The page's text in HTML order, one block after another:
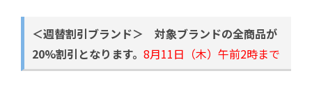
＜週替割引ブランド＞ 対象ブランドの全商品が
20%割引となります。 8月11日（木）午前2時まで